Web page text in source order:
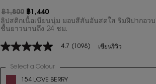
ราคาเก่า
฿1,800
ราคาใหม่
฿1,440
ลิปสติกเนื้อเนียนนุ่ม มอบสีสันอันสดใส ริมฝีปากอว
ชื้นยาวนานถึง 24 ชม.
4.7
5
ดาว
4.7 (1098) เขียนรีวิว
154 LOVE BERRY
Select a Colourfor ลิปสติก YSL LOVESHINE